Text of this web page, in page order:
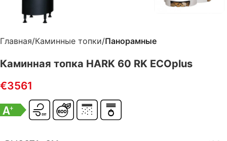
Главная Каминные топки Панорамные
Каминная топка HARK 60 RK ECOplus
€3561